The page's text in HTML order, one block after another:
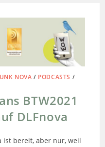
NOVA / PODCASTS /
BTW2021
DLFnova
ist bereit, aber nur, weil